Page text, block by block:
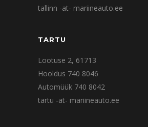
tallinn -at- mariineauto.ee
TARTU
Lootuse 2, 61713
Hooldus 740 8046
Automüük 740 8042
tartu -at- mariineauto.ee